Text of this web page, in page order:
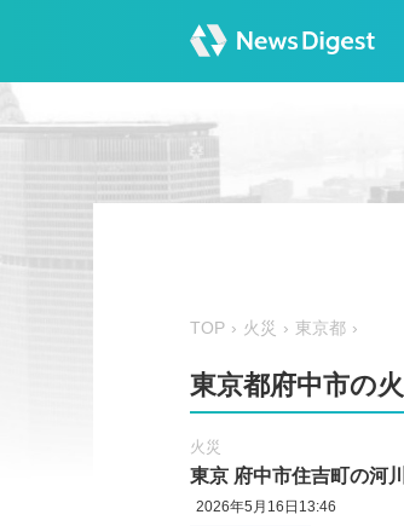
TOP 火災 東京都
東京都府中市の
火災
東京 府中市住吉町の河
2026年5月16日13:46